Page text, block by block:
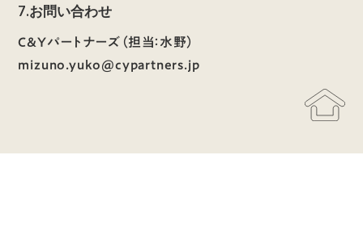
7.お問い合わせ
C&Yパートナーズ（担当：水野）
mizuno.yuko@cypartners.jp